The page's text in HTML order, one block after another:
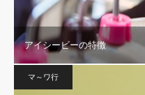
アイシービーの特徴
マ～ワ行